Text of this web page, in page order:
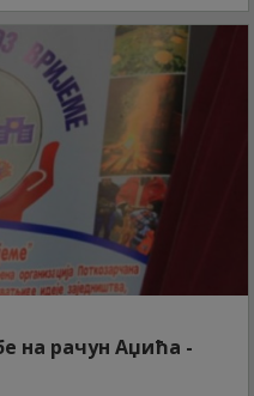
на рачун Аџића -